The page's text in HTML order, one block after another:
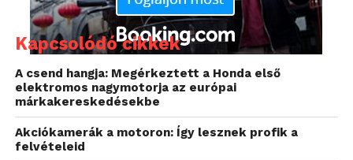
A motor tervezője, Siklósi Tamás
Budapesti születésű, 32 éves, megszállott motoros.
Műszaki szakközépiskolai tanulmányai után
gépésztechnikumot végzett, de mivel
rajzkészsége és művészi hajlama csak a
formatervezésben volt összekapcsolható a
Kapcsolódó cikkek
A csend hangja: Megérkeztett a Honda első
elektromos nagymotorja az európai
márkakereskedésekbe
Akciókamerák a motoron: Így lesznek profik a
felvételeid